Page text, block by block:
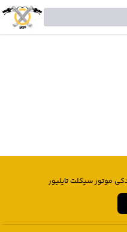
موتور سیکلت تایلیور